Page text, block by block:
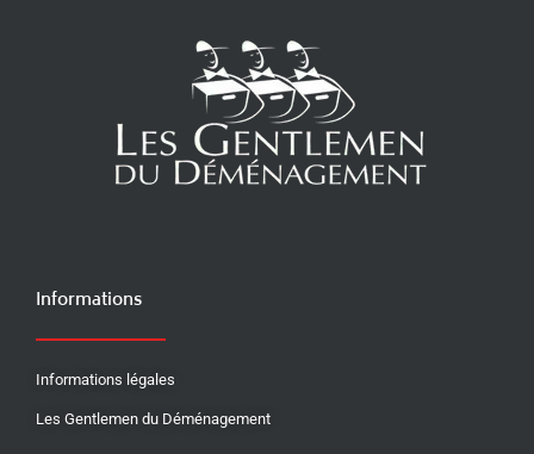
Informations
Informations légales
Les Gentlemen du Déménagement